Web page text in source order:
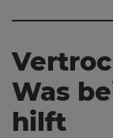
Was
hilft